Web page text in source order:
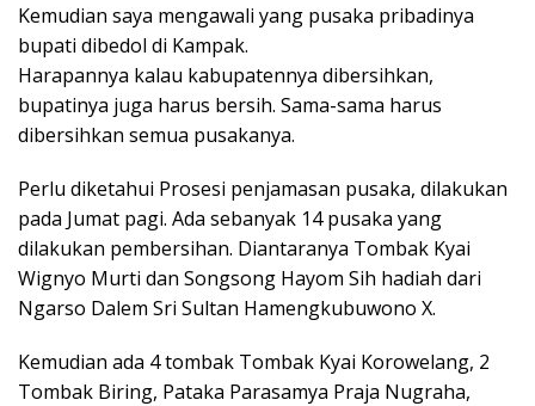
Kemudian saya mengawali yang pusaka pribadinya
bupati dibedol di Kampak.
Harapannya kalau kabupatennya dibersihkan,
bupatinya juga harus bersih. Sama-sama harus
dibersihkan semua pusakanya.
Perlu diketahui Prosesi penjamasan pusaka, dilakukan
pada Jumat pagi. Ada sebanyak 14 pusaka yang
dilakukan pembersihan. Diantaranya Tombak Kyai
Wignyo Murti dan Songsong Hayom Sih hadiah dari
Ngarso Dalem Sri Sultan Hamengkubuwono X.
Kemudian ada 4 tombak Tombak Kyai Korowelang, 2
Tombak Biring, Pataka Parasamya Praja Nugraha,